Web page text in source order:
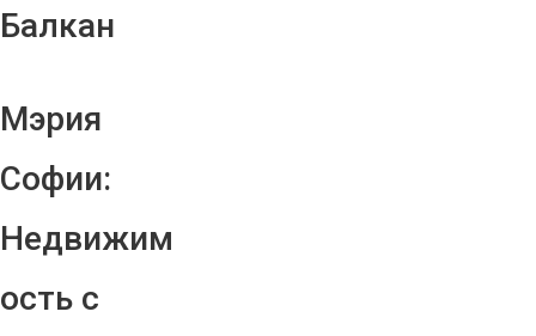
Балкан
Мэрия
Софии:
Недвижим
ость с